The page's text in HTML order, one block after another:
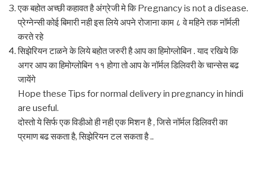
एक बहोत अच्छी कहावत है अंग्रेजी मे कि Pregnancy is not a disease.
प्रेग्नेन्सी कोई बिमारी नही इस लिये अपने रोजाना काम ८ वे महिने तक नॉर्मली
करते रहे
सिझेरियन टाळने के लिये बहोत जरुरी है आप का हिमोग्लोबिन . याद रखिये कि
अगर आप का हिमोग्लोबिन ११ होगा तो आप के नॉर्मल डिलिवरी के चान्सेस बढ
जायेंगे
Hope these Tips for normal delivery in pregnancy in hindi
are useful.
दोस्तो ये सिर्फ एक विडीओ ही नही एक मिशन है , जिसे नॉर्मल डिलिवरी का
प्रमाण बढ सकता है, सिझेरियन टल सकता है ..